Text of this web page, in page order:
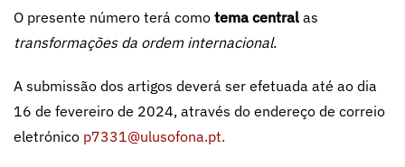
O presente número terá como tema central as
transformações da ordem internacional.
A submissão dos artigos deverá ser efetuada até ao dia
16 de fevereiro de 2024, através do endereço de correio
eletrónico p7331@ulusofona.pt.